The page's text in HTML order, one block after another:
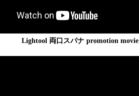
Lightool 両口スパナ promotion movie